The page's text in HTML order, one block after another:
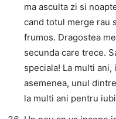
ma asculta zi si
cand totul merge rau
frumos. Dragostea
secunda care trece.
speciala! La multi ani,
asemenea, unul
la multi ani pentru